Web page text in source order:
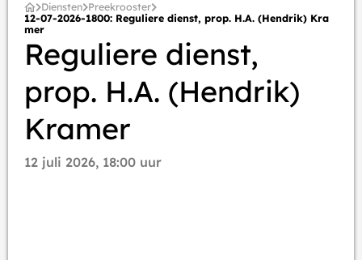
Diensten Preekrooster
12-07-2026-1800: Reguliere dienst, prop. H.A. (Hendrik) Kra
mer
Reguliere dienst,
prop. H.A. (Hendrik)
Kramer
12 juli 2026, 18:00 uur